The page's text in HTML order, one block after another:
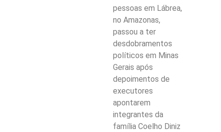
pessoas em Lábrea,
no Amazonas,
passou a ter
desdobramentos
políticos em Minas
Gerais após
depoimentos de
executores
apontarem
integrantes da
família Coelho Diniz